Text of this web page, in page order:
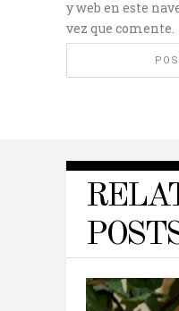
y web en este
vez que comente.